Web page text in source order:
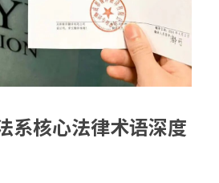
系核心法律术语深度